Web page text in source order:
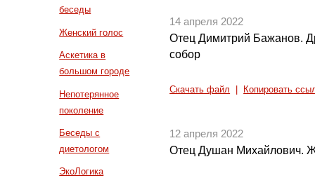
беседы
Женский голос
Аскетика в
большом городе
Непотерянное
поколение
Беседы с
диетологом
ЭкоЛогика
14 апреля 2022
Отец Димитрий Бажанов.
собор
Скачать файл Копировать
12 апреля 2022
Отец Душан Михайлович.